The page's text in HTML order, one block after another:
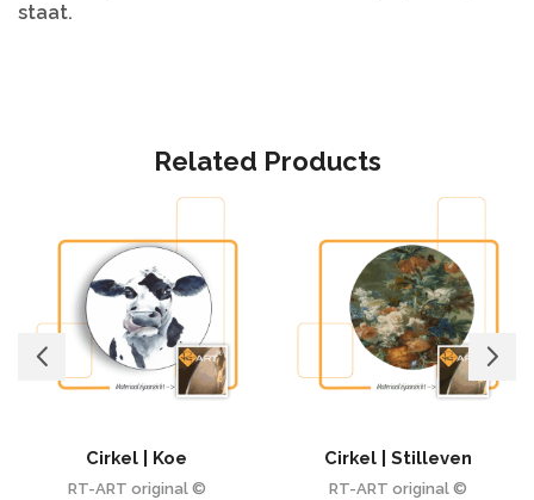
staat.
Related Products
Cirkel | Koe
RT-ART original ©
Cirkel | Stilleven
RT-ART original ©